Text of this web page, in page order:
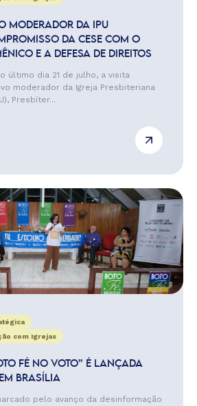
MODERADOR DA IPU
DA CESE COM O
E A DEFESA DE DIREITOS
último dia 21 de julho, a visita
moderador da Igreja Presbiteriana
Presbíter...
com Igrejas
FÉ NO VOTO” É LANÇADA
BRASÍLIA
pelo avanço da desinformação